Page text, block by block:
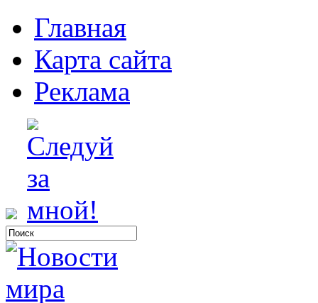
Главная
Карта сайта
Реклама